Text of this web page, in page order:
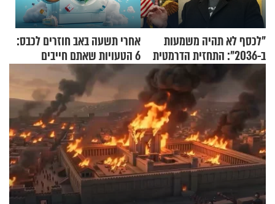
"לכסף לא תהיה משמעות
ב-2036": התחזית הדרמטית
של אילון מאסק על עתיד
הכלכלה
אחרי תשעה באב חוזרים לכבס:
6 הטעויות שאתם חייבים
להפסיק לעשות